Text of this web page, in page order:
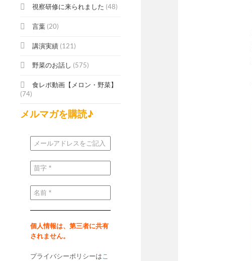
視察研修に来られました (48)
言葉 (20)
講演実績 (121)
野菜のお話し (575)
食レポ動画【メロン・野菜】
(74)
メルマガを購読♪
メ
ー
ル
ド
レ
ス
ご
記
入
だ
い
*
苗
字
*
名
前
*
個人情報は、第三者に共有
されません。
プライバシーポリシーはこ